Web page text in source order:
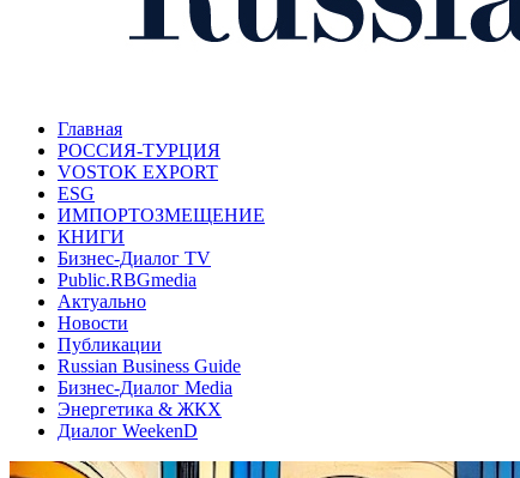
Главная
РОССИЯ-ТУРЦИЯ
VOSTOK EXPORT
ESG
ИМПОРТОЗМЕЩЕНИЕ
КНИГИ
Бизнес-Диалог TV
Public.RBGmedia
Актуально
Новости
Публикации
Russian Business Guide
Бизнес-Диалог Media
Энергетика & ЖКХ
Диалог WeekenD